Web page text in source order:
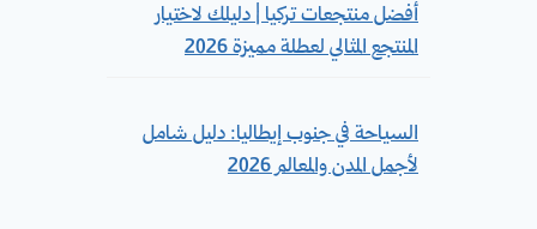
أفضل منتجعات تركيا | دليلك لاختيار
المنتجع المثالي لعطلة مميزة 2026
السياحة في جنوب إيطاليا: دليل شامل
لأجمل المدن والمعالم 2026